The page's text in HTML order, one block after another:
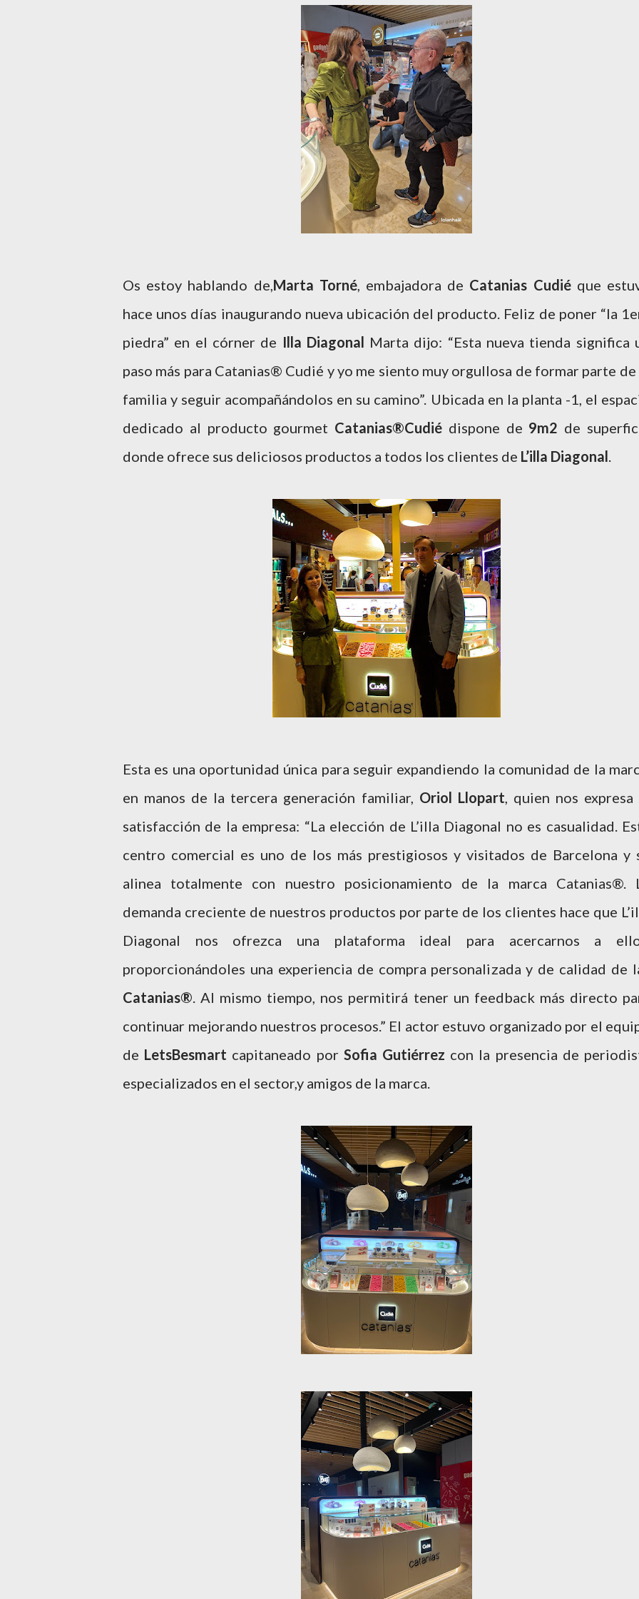
Os estoy hablando de,Marta Torné, embajadora de Catanias Cudiéque
hace unos días inaugurando nueva ubicación del producto. Feliz de poner “la
piedra” en el córner de Illa Diagonal Marta dijo: “Esta nueva tienda significa
paso más para Catanias® Cudié y yo me siento muy orgullosa de formar parte de
familia y seguir acompañándolos en su camino”. Ubicada en la planta -1, el
dedicado al producto gourmet Catanias®Cudié dispone de 9m2 de
donde ofrece sus deliciosos productos a todos los clientes de L’illa Diagonal.
Esta es una oportunidad única para seguir expandiendo la comunidad de la
en manos de la tercera generación familiar, Oriol Llopart, quien nos expresa
satisfacción de la empresa: “La elección de L’illa Diagonal no es casualidad.
centro comercial es uno de los más prestigiosos y visitados de Barcelona y
alinea totalmente con nuestro posicionamiento de la marca Catanias®.
demanda creciente de nuestros productos por parte de los clientes hace que
Diagonal nos ofrezca una plataforma ideal para acercarnos a
proporcionándoles una experiencia de compra personalizada y de calidad de
Catanias®. Al mismo tiempo, nos permitirá tener un feedback más directo
continuar mejorando nuestros procesos.” El actor estuvo organizado por el
de LetsBesmart capitaneado por Sofia Gutiérrez con la presencia de
especializados en el sector,y amigos de la marca.